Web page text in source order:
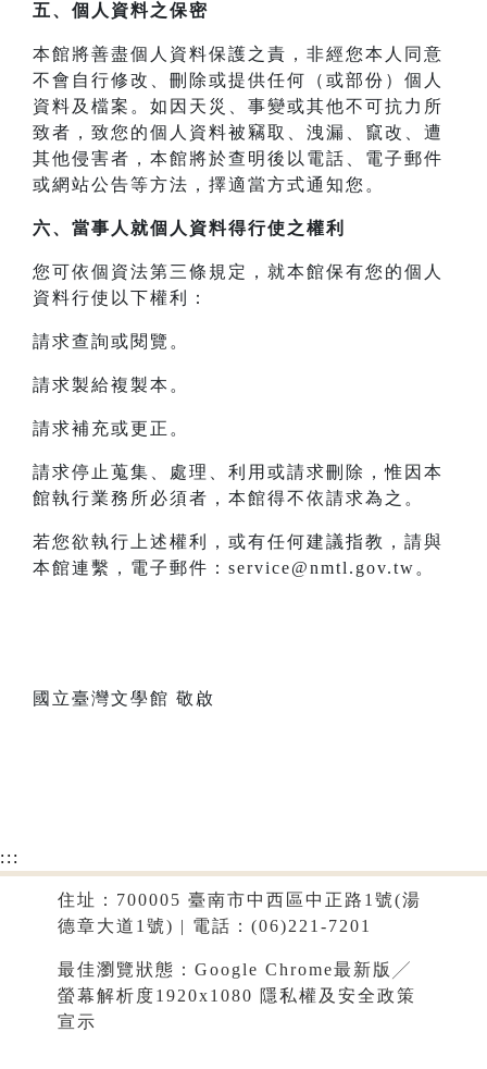
五、個人資料之保密
本館將善盡個人資料保護之責，非經您本人同意
不會自行修改、刪除或提供任何（或部份）個人
資料及檔案。如因天災、事變或其他不可抗力所
致者，致您的個人資料被竊取、洩漏、竄改、遭
其他侵害者，本館將於查明後以電話、電子郵件
或網站公告等方法，擇適當方式通知您。
六、當事人就個人資料得行使之權利
您可依個資法第三條規定，就本館保有您的個人
資料行使以下權利：
請求查詢或閱覽。
請求製給複製本。
請求補充或更正。
請求停止蒐集、處理、利用或請求刪除，惟因本
館執行業務所必須者，本館得不依請求為之。
若您欲執行上述權利，或有任何建議指教，請與
本館連繫，電子郵件：service@nmtl.gov.tw。
國立臺灣文學館 敬啟
:::
住址：700005 臺南市中西區中正路1號(湯
德章大道1號) | 電話：(06)221-7201
最佳瀏覽狀態：Google Chrome最新版╱
螢幕解析度1920x1080 隱私權及安全政策
宣示